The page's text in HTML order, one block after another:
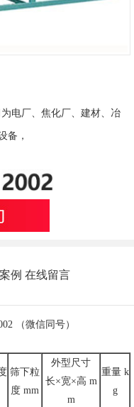
电厂、焦化厂、建材、冶
备，
例 在线留言
（微信同号）
筛下粒
度 mm
外型尺寸
长×宽×高 m
m
重量 k
g